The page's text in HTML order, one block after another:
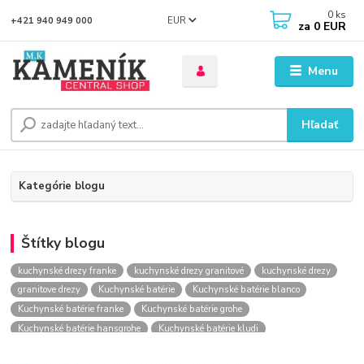
Menu
EUR
Hľadať
+421 940 949 000 0 ks
za 0 EUR
Kategórie blogu
Štítky blogu
kuchynské drezy franke kuchynské drezy granitové
kuchynské drezy
granitove drezy
Kuchynské batérie
Kuchynské batérie blanco
Kuchynské batérie franke
Kuchynské batérie grohe
Kuchynské batérie hansgrohe
Kuchynské batérie kludi